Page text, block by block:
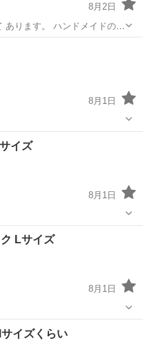
8月2日
ります。 ハンドメイドの材
な...
8月1日
イズ
8月1日
Lサイズ
8月1日
イズくらい